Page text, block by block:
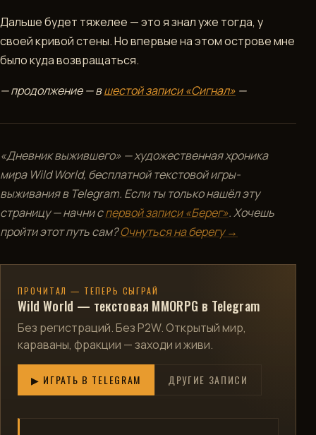
Дальше будет тяжелее — это я знал уже тогда, у
своей кривой стены. Но впервые на этом острове мне
было куда возвращаться.
— продолжение — вшестой записи «Сигнал» —
«Дневник выжившего» — художественная хроника
мира Wild World, бесплатной текстовой игры-
выживания в Telegram. Если ты только нашёл эту
страницу — начни спервой записи «Берег». Хочешь
пройти этот путь сам?Очнуться на берегу →
ПРОЧИТАЛ — ТЕПЕРЬ СЫГРАЙ
Wild World — текстовая MMORPG в Telegram
Без регистраций. Без P2W. Открытый мир,
караваны, фракции — заходи и живи.
▶ ИГРАТЬ В TELEGRAM ДРУГИЕ ЗАПИСИ